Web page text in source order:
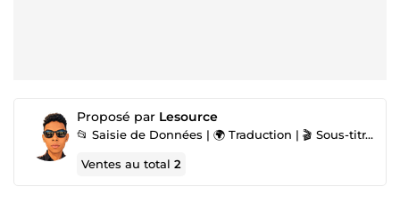
Proposé par Lesource
📂 Saisie de Données | 🌍 Traduction | 🎬 Sous-titrage | 🎧 Transcription Audio 🛒 Création de Servi
Ventes au total2